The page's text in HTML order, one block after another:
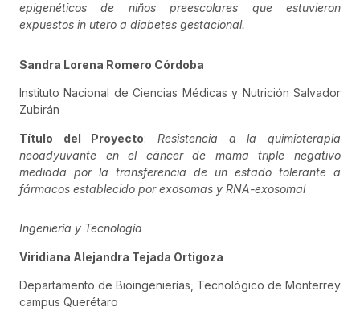
epigenéticos de niños preescolares que estuvieron
expuestos in utero a diabetes gestacional.
Sandra Lorena Romero Córdoba
Instituto Nacional de Ciencias Médicas y Nutrición Salvador
Zubirán
Título del Proyecto:Resistencia a la quimioterapia
neoadyuvante en el cáncer de mama triple negativo
mediada por la transferencia de un estado tolerante a
fármacos establecido por exosomas y RNA-exosomal
Ingeniería y Tecnología
Viridiana Alejandra Tejada Ortigoza
Departamento de Bioingenierías, Tecnológico de Monterrey
campus Querétaro